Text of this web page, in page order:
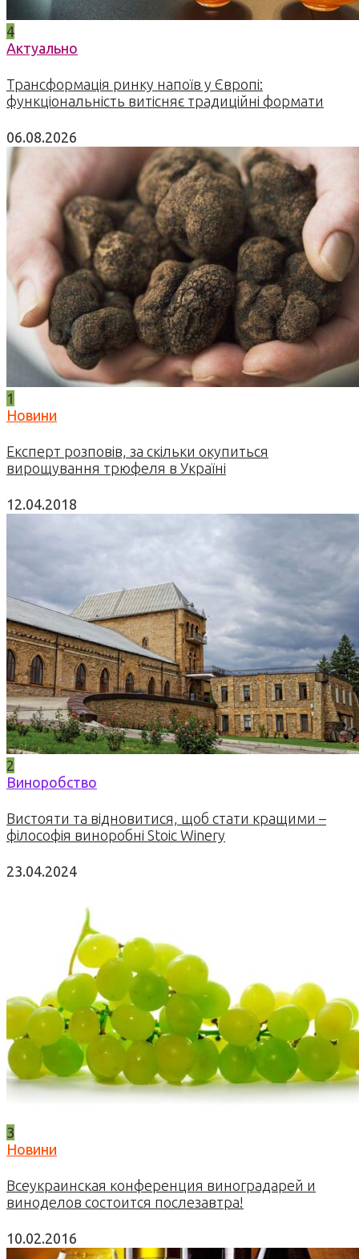
4
Актуально
Трансформація ринку напоїв у Європі:
функціональність витісняє традиційні формати
06.08.2026
1
Новини
Експерт розповів, за скільки окупиться
вирощування трюфеля в Україні
12.04.2018
2
Виноробство
Вистояти та відновитися, щоб стати кращими –
філософія виноробні Stoic Winery
23.04.2024
3
Новини
Всеукраинская конференция виноградарей и
виноделов состоится послезавтра!
10.02.2016